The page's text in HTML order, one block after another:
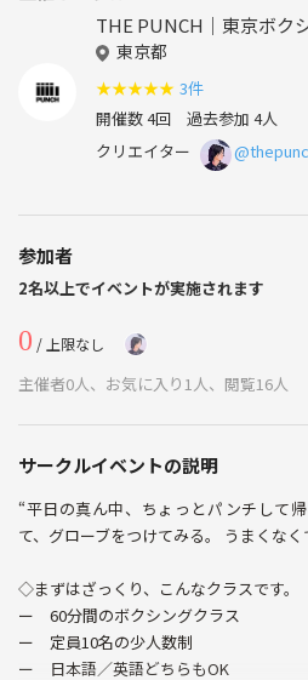
THE PUNCH｜東京ボク
東京都
★★★★★ 3件
開催数 4回 過去参加 4人
クリエイター
参加者
2名以上でイベントが実施されます
0 / 上限なし
主催者0人、お気に入り1人、閲覧16人
サークルイベントの説明
“平日の真ん中、ちょっとパンチして
て、グローブをつけてみる。 うまくな
◇まずはざっくり、こんなクラスです。
ー 60分間のボクシングクラス
ー 定員10名の少人数制
ー 日本語／英語どちらもOK